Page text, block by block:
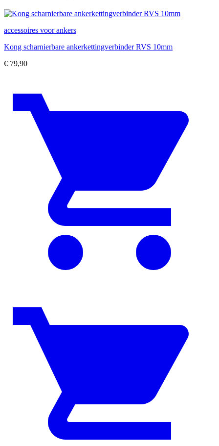
accessoires voor ankers
Kong scharnierbare ankerkettingverbinder RVS 10mm
€ 79,90